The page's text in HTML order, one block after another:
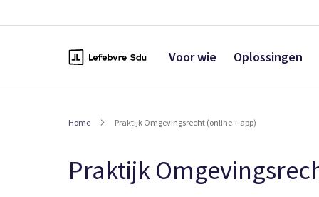
Voor wie Oplossingen
Home Praktijk Omgevingsrecht (online + app)
Praktijk